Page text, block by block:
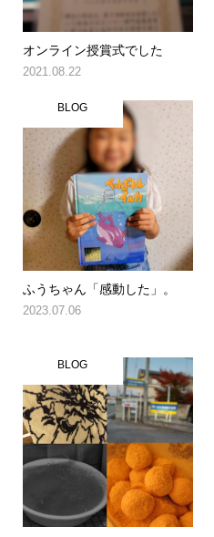
オンライン授賞式でした
2021.08.22
BLOG
ふうちゃん「感動した」。
2023.07.06
BLOG